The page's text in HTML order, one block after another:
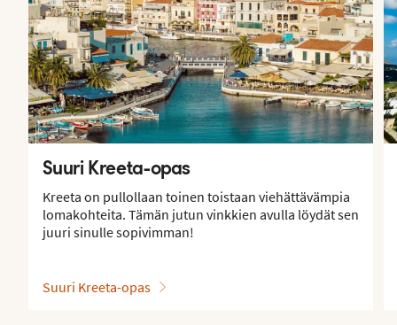
Suuri Kreeta-opas
Kreeta on pullollaan toinen toistaan viehättävämpia
lomakohteita. Tämän jutun vinkkien avulla löydät sen
juuri sinulle sopivimman!
Suuri Kreeta-opas